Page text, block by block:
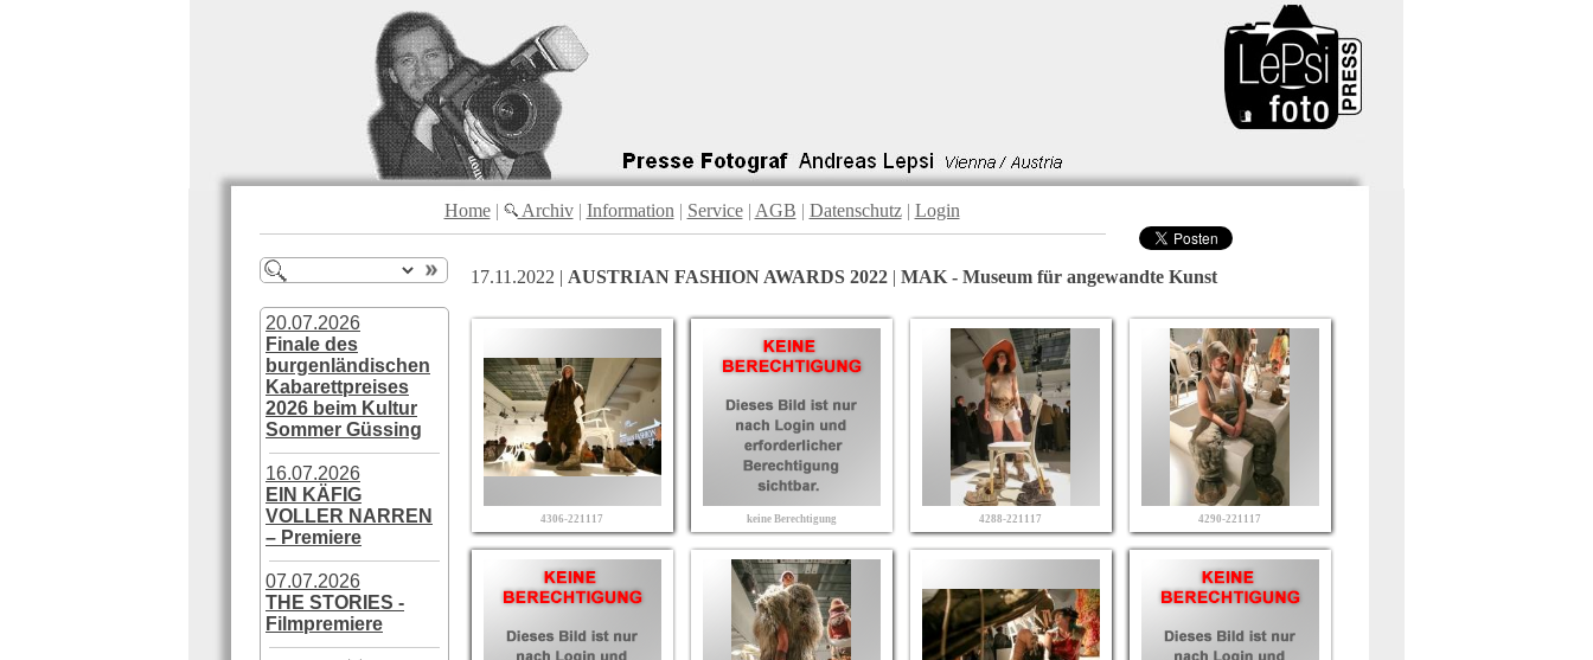
Home| Archiv| Information | Service| AGB | Datenschutz| Login
20.07.2026
Finale des
burgenländischen
Kabarettpreises
2026 beim Kultur
Sommer Güssing
16.07.2026
EIN KÄFIG
VOLLER NARREN
– Premiere
07.07.2026
THE STORIES -
Filmpremiere
17.11.2022 | AUSTRIAN FASHION AWARDS 2022 | MAK - Museum für angewandte Kunst
4306-221117 keine Berechtigung 4288-221117 4290-221117